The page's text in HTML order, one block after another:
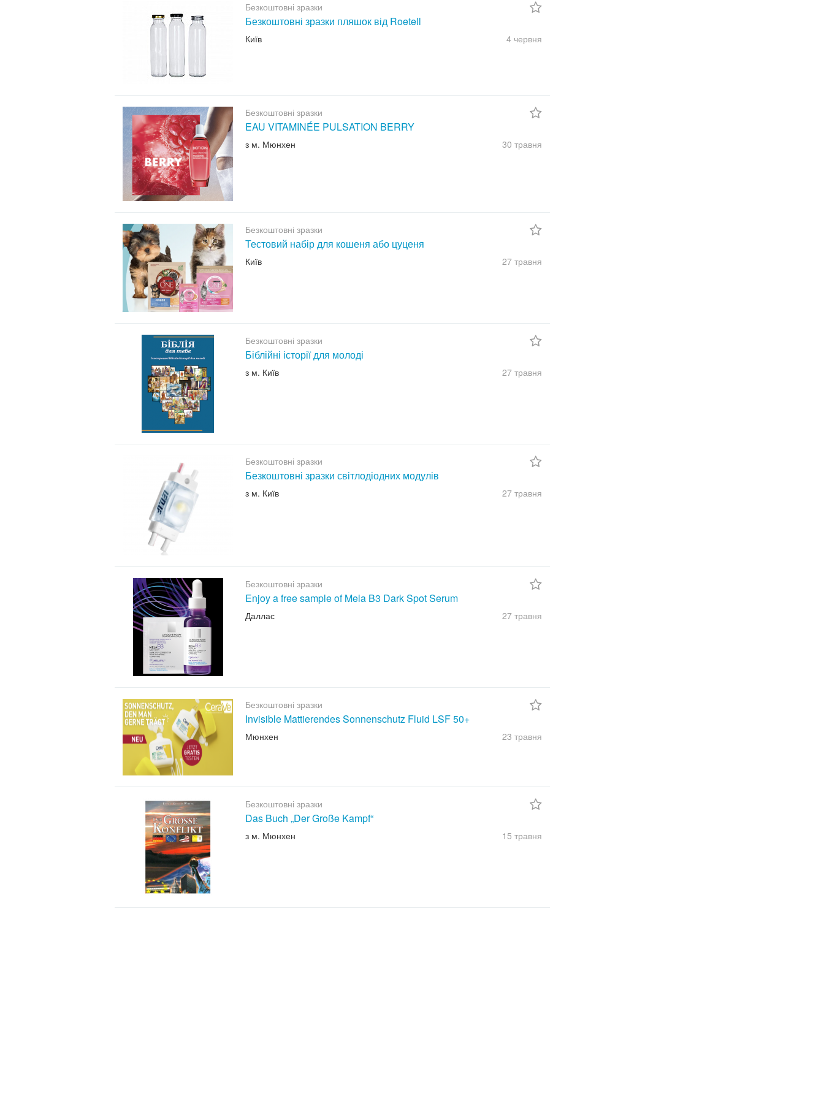
Безкоштовні зразки
Безкоштовні зразки пляшок від Roetell
Київ 4 червня
Безкоштовні зразки
EAU VITAMINÉE PULSATION BERRY
з м. Мюнхен 30 травня
Безкоштовні зразки
Тестовий набір для кошеня або цуценя
Київ 27 травня
Безкоштовні зразки
Біблійні історії для молоді
з м. Київ 27 травня
Безкоштовні зразки
Безкоштовні зразки світлодіодних модулів
з м. Київ 27 травня
Безкоштовні зразки
Enjoy a free sample of Mela B3 Dark Spot Serum
Даллас 27 травня
Безкоштовні зразки
Invisible Mattierendes Sonnenschutz Fluid LSF 50+
Мюнхен 23 травня
Безкоштовні зразки
Das Buch „Der Große Kampf“
з м. Мюнхен 15 травня